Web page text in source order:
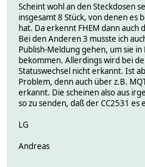
Scheint wohl an den Steckdosen
insgesamt 8 Stück, von denen es
hat. Da erkennt FHEM dann auch
Bei den Anderen 3 musste ich
Publish-Meldung gehen, um sie in
bekommen. Allerdings wird bei
Statuswechsel nicht erkannt. Ist
Problem, denn auch über z.B.
erkannt. Die scheinen also aus
so zu senden, daß der CC2531 es
LG
Andreas